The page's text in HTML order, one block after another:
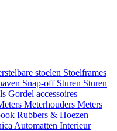
stoelen Stoelframes
Snap-off Sturen Sturen
Gordel accessoires
Meterhouders Meters
Rubbers & Hoezen
Automatten Interieur